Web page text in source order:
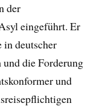
der
eingeführt. Er
in deutscher
die Forderung
und